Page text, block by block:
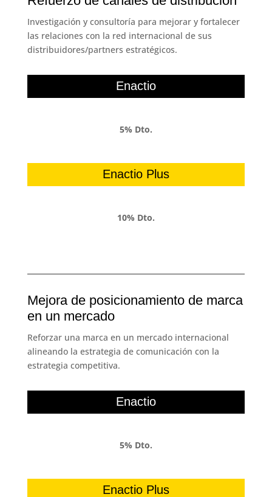
Investigación y consultoría para mejorar y fortalecer
las relaciones con la red internacional de sus
distribuidores/partners estratégicos.
Enactio
5% Dto.
Enactio Plus
10% Dto.
Mejora de posicionamiento de marca
en un mercado
Reforzar una marca en un mercado internacional
alineando la estrategia de comunicación con la
estrategia competitiva.
Enactio
5% Dto.
Enactio Plus